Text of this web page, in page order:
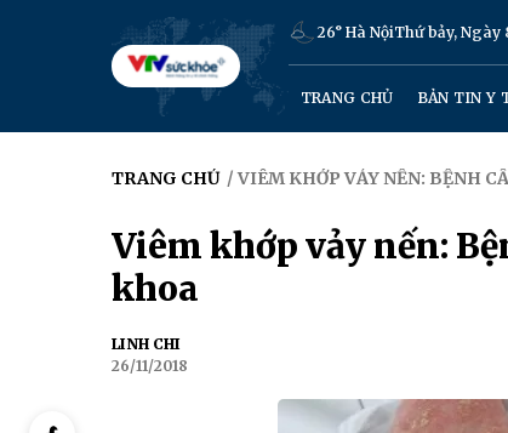
26° Hà NộiThứ bảy, Ngày
TRANG CHỦ BẢN TIN Y
TRANG CHỦ / VIÊM KHỚP VẢY NẾN: BỆNH
Viêm khớp vảy nến:
khoa
LINH CHI
26/11/2018